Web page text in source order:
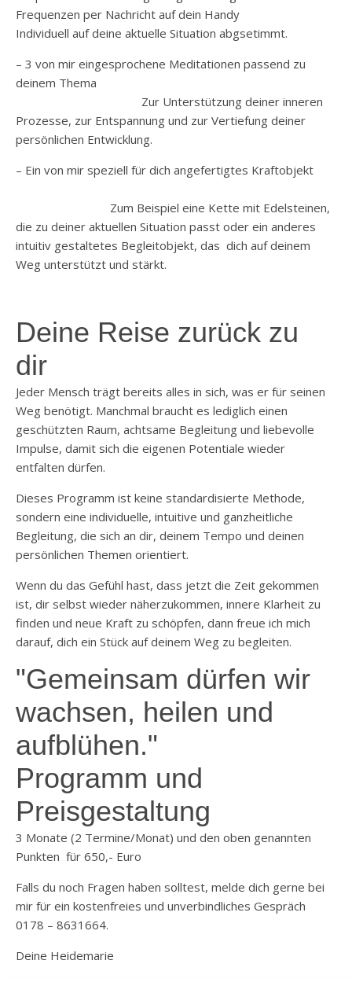
Frequenzen per Nachricht auf dein Handy
Individuell auf deine aktuelle Situation abgsetimmt.
– 3 von mir eingesprochene Meditationen passend zu
deinem Thema
Zur Unterstützung deiner inneren
Prozesse, zur Entspannung und zur Vertiefung deiner
persönlichen Entwicklung.
– Ein von mir speziell für dich angefertigtes Kraftobjekt
Zum Beispiel eine Kette mit Edelsteinen,
die zu deiner aktuellen Situation passt oder ein anderes
intuitiv gestaltetes Begleitobjekt, das dich auf deinem
Weg unterstützt und stärkt.
Deine Reise zurück zu
dir
Jeder Mensch trägt bereits alles in sich, was er für seinen
Weg benötigt. Manchmal braucht es lediglich einen
geschützten Raum, achtsame Begleitung und liebevolle
Impulse, damit sich die eigenen Potentiale wieder
entfalten dürfen.
Dieses Programm ist keine standardisierte Methode,
sondern eine individuelle, intuitive und ganzheitliche
Begleitung, die sich an dir, deinem Tempo und deinen
persönlichen Themen orientiert.
Wenn du das Gefühl hast, dass jetzt die Zeit gekommen
ist, dir selbst wieder näherzukommen, innere Klarheit zu
finden und neue Kraft zu schöpfen, dann freue ich mich
darauf, dich ein Stück auf deinem Weg zu begleiten.
"Gemeinsam dürfen wir
wachsen, heilen und
aufblühen."
Programm und
Preisgestaltung
3 Monate (2 Termine/Monat) und den oben genannten
Punkten für 650,- Euro
Falls du noch Fragen haben solltest, melde dich gerne bei
mir für ein kostenfreies und unverbindliches Gespräch
0178 – 8631664.
Deine Heidemarie